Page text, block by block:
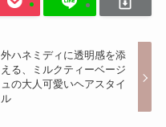
外ハネミディに透明感を添
える、ミルクティーベージ
ュの大人可愛いヘアスタイ
ル